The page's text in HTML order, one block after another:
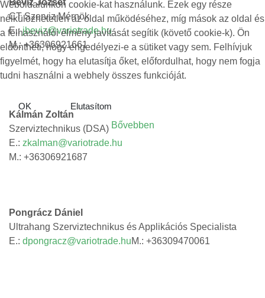
Beviz József
CT Szerviz Mérnök
E.:jbeviz@variotrade.hu
M.: +36306921661
Kálmán Zoltán
Szerviztechnikus (DSA)
E.: zkalman@variotrade.hu
M.: +36306921687
Pongrácz Dániel
Ultrahang Szerviztechnikus és Applikációs Specialista
E.: dpongracz@variotrade.huM.: +36309470061
Weboldalunkon cookie-kat használunk. Ezek egy része
nélkülözhetetlen az oldal működéséhez, míg mások az oldal és
a felhasználói élmény javítását segítik (követő cookie-k). Ön
eldöntheti, hogy engedélyezi-e a sütiket vagy sem. Felhívjuk
figyelmét, hogy ha elutasítja őket, előfordulhat, hogy nem fogja
tudni használni a webhely összes funkcióját.
OK
Elutasítom
Bővebben